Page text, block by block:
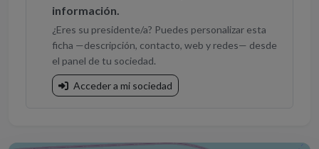
información.
¿Eres su presidente/a? Puedes personalizar esta
ficha —descripción, contacto, web y redes— desde
el panel de tu sociedad.
Acceder a mi sociedad